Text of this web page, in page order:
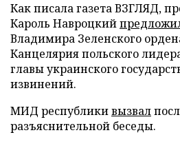
Как писала газета ВЗГЛЯД,
Кароль Навроцкий
Владимира Зеленского
Канцелярия польского
главы украинского
извинений.
МИД республикивызвал
разъяснительной беседы.